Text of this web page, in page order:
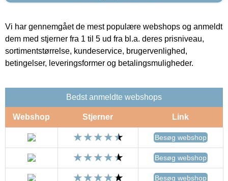
Vi har gennemgået de mest populære webshops og anmeldt
dem med stjerner fra 1 til 5 ud fra bl.a. deres prisniveau,
sortimentstørrelse, kundeservice, brugervenlighed,
betingelser, leveringsformer og betalingsmuligheder.
Bedst anmeldte webshops
Webshop Stjerner Link
Besøg webshop
Besøg webshop
Besøg webshop